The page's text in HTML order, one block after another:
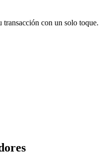
con un solo toque.